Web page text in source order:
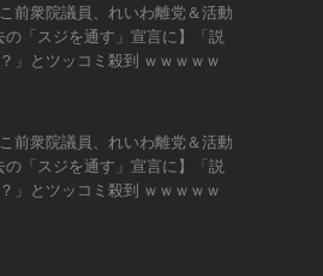
前衆院議員、れいわ離党＆活動
「スジを通す」宣言に】「説
」とツッコミ殺到 ｗｗｗｗｗ
前衆院議員、れいわ離党＆活動
「スジを通す」宣言に】「説
」とツッコミ殺到 ｗｗｗｗｗ